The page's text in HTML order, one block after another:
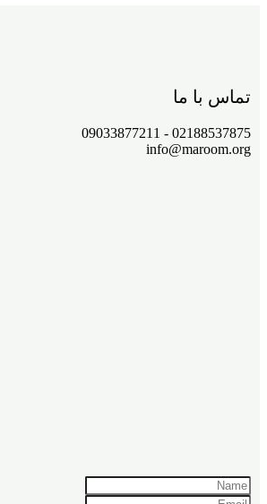
تماس با ما
02188537875 - 09033877211
info@maroom.org